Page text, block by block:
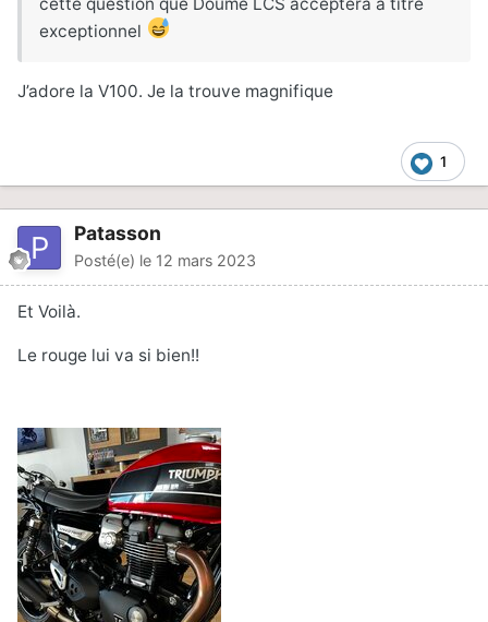
exceptionnel
J’adore la V100. Je la trouve magnifique
1
Patasson
Posté(e) le 12 mars 2023
Et Voilà.
Le rouge lui va si bien!!